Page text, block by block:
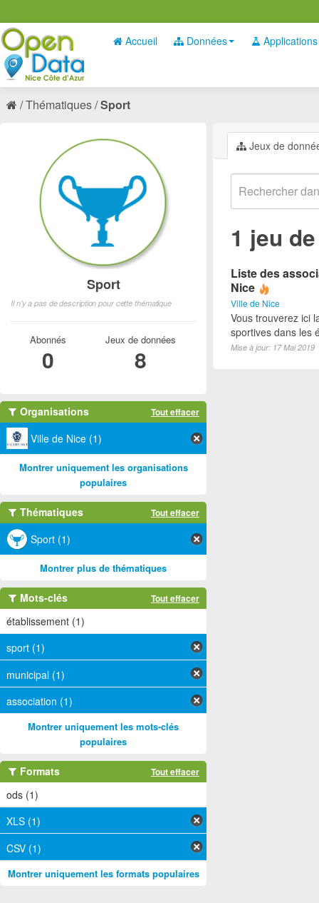
Accueil Données Applications
Thématiques Sport
Jeux de
1 jeu
Liste des
Nice
Ville de Nice
Vous trouverez ici
sportives dans les
Mise à jour: 17 Mai 2019
Sport
Il n'y a pas de description pour cette thématique
Abonnés
0
Jeux de données
8
Organisations Tout effacer
Ville de Nice (1)
Montrer uniquement les organisations
populaires
Thématiques Tout effacer
Sport (1)
Montrer plus de thématiques
Mots-clés Tout effacer
établissement (1)
sport (1)
municipal (1)
association (1)
Montrer uniquement les mots-clés
populaires
Formats Tout effacer
ods (1)
XLS (1)
CSV (1)
Montrer uniquement les formats populaires